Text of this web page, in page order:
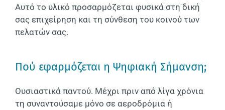
Αυτό το υλικό προσαρμόζεται φυσικά στη δική
σας επιχείρηση και τη σύνθεση του κοινού των
πελατών σας.
Πού εφαρμόζεται η Ψηφιακή Σήμανση;
Ουσιαστικά παντού. Μέχρι πριν από λίγα χρόνια
τη συναντούσαμε μόνο σε αεροδρόμια ή